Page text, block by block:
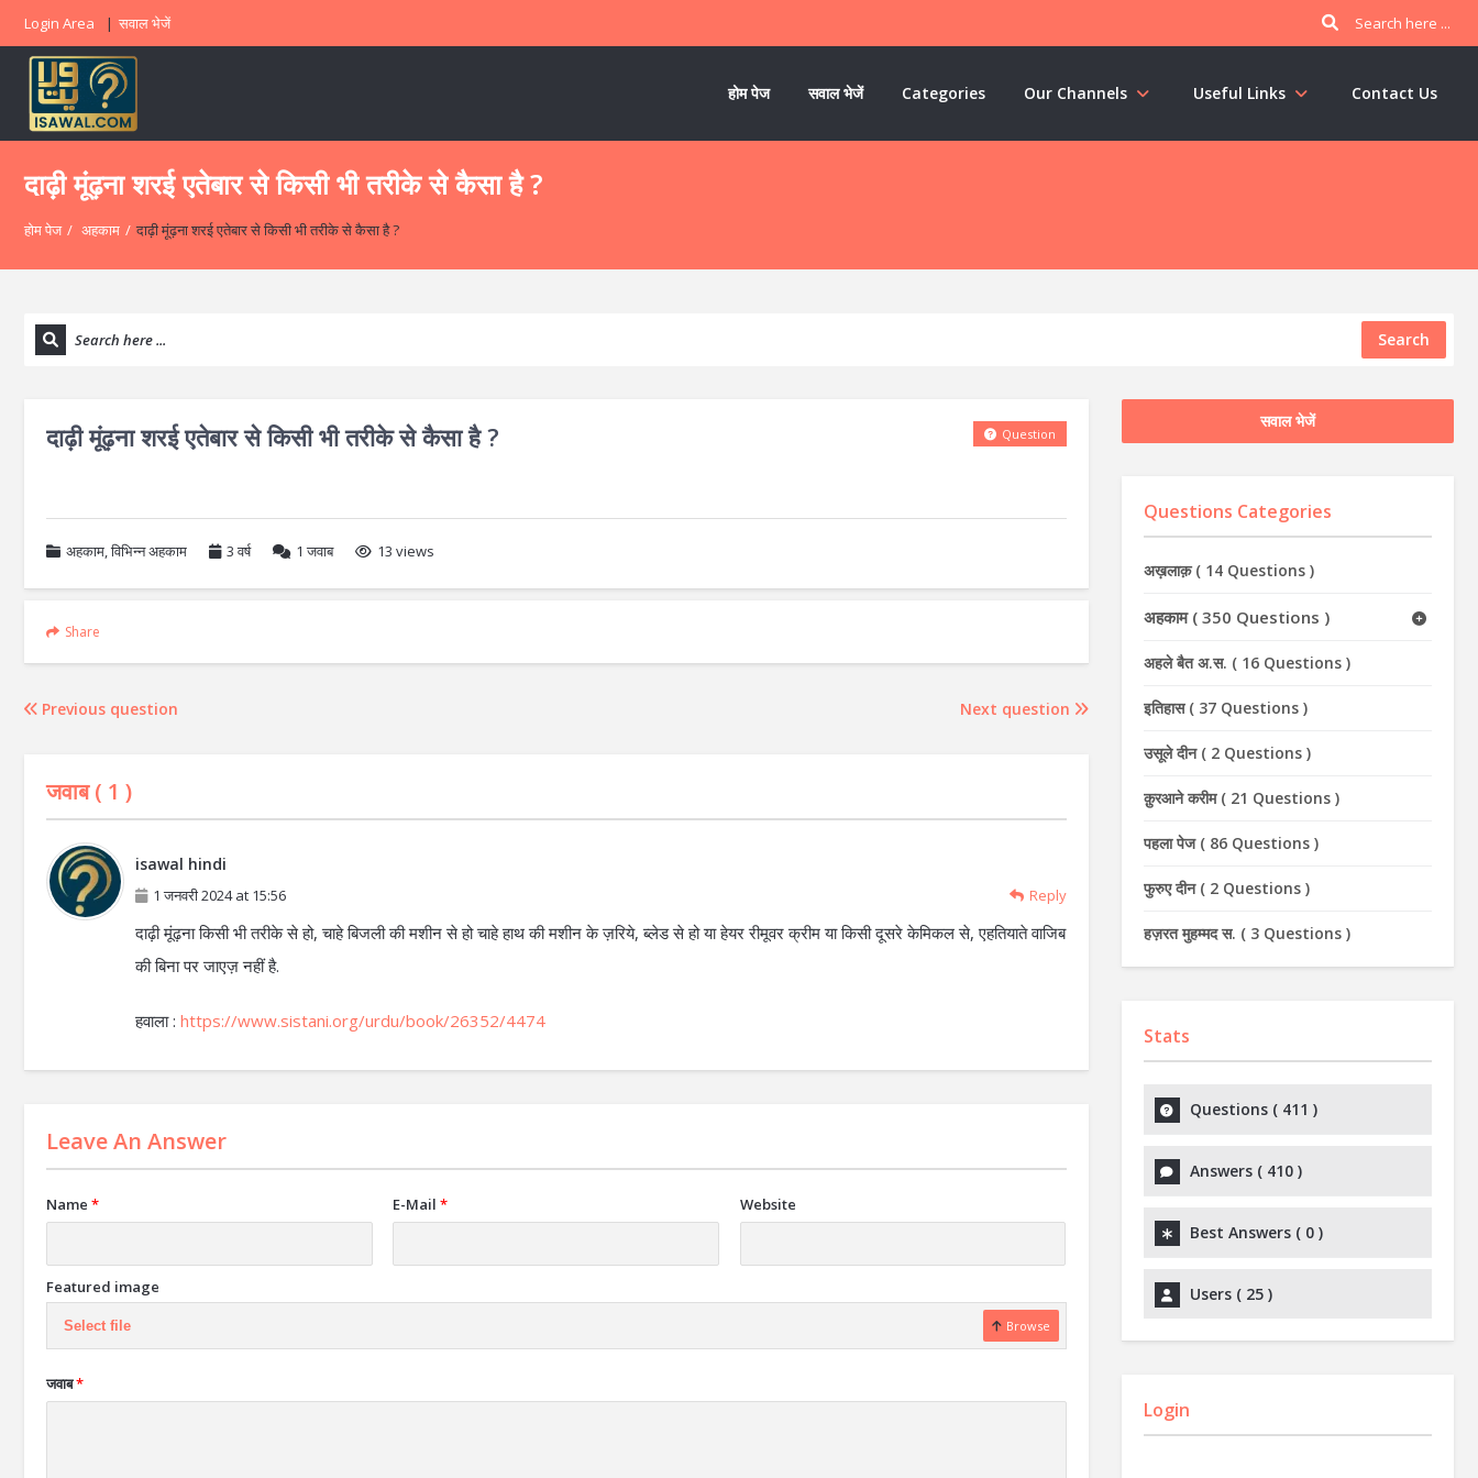
Login Area सवाल भेजें
होम पेज सवाल भेजें Categories Our Channels Useful Links Contact Us
दाढ़ी मूंढ़ना शरई एतेबार से किसी भी तरीके से कैसा है ?
होम पेज / अहकाम / दाढ़ी मूंढ़ना शरई एतेबार से किसी भी तरीके से कैसा है ?
Search
दाढ़ी मूंढ़ना शरई एतेबार से किसी भी तरीके से कैसा है ? Question
अहकाम,विभिन्न अहकाम 3 वर्ष 1 जवाब 13 views
Share
Previous question Next question
जवाब ( 1 )
isawal hindi
1 जनवरी 2024 at 15:56 Reply
दाढ़ी मूंढ़ना किसी भी तरीके से हो, चाहे बिजली की मशीन से हो चाहे हाथ की मशीन के ज़रिये, ब्लेड से हो या हेयर रीमूवर क्रीम या किसी दूसरे केमिकल से, एहतियाते वाजिब
की बिना पर जाएज़ नहीं है.
हवाला : https://www.sistani.org/urdu/book/26352/4474
Leave An Answer
Name * E-Mail * Website
Featured image
Select file Browse
जवाब*
सवाल भेजें
Questions Categories
अख़लाक़( 14 Questions)
अहकाम ( 350 Questions )
अहले बैत अ.स. ( 16 Questions)
इतिहास ( 37 Questions)
उसूले दीन ( 2 Questions)
क़ुरआने करीम ( 21 Questions)
पहला पेज ( 86 Questions)
फुरुए दीन ( 2 Questions)
हज़रत मुहम्मद स. ( 3 Questions)
Stats
Questions ( 411 )
Answers ( 410)
Best Answers ( 0)
Users ( 25)
Login